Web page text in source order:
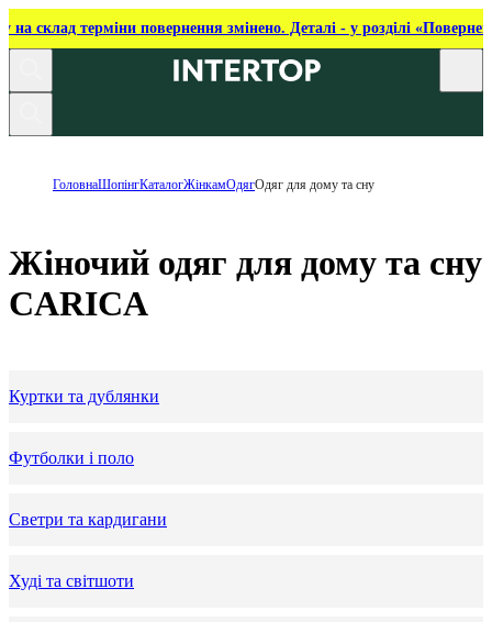
на склад терміни повернення змінено. Деталі - у розділі
ГоловнаШопінгКаталогЖінкамОдягОдяг для дому та сну
Жіночий одяг для дому та сну
CARICA
Куртки та дублянки
Футболки і поло
Светри та кардигани
Худі та світшоти